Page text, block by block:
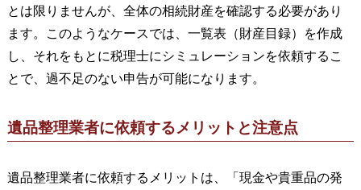
とは限りませんが、全体の相続財産を確認する必要があり
ます。このようなケースでは、一覧表（財産目録）を作成
し、それをもとに税理士にシミュレーションを依頼するこ
とで、過不足のない申告が可能になります。
遺品整理業者に依頼するメリットと注意点
遺品整理業者に依頼するメリットは、「現金や貴重品の発